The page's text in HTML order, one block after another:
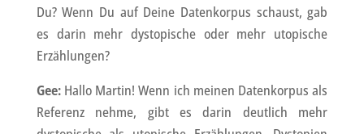
Du? Wenn Du auf Deine Datenkorpus schaust, gab
es darin mehr dystopische oder mehr utopische
Erzählungen?
Gee:Hallo Martin! Wenn ich meinen Datenkorpus als
Referenz nehme, gibt es darin deutlich mehr